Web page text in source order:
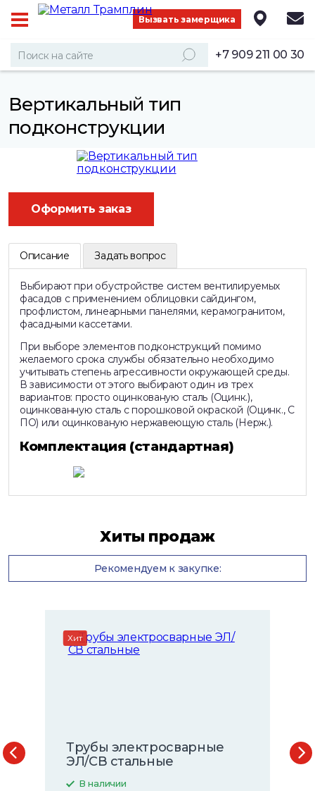
Вызвать замерщика
+7 909 211 00 30
Вертикальный тип
подконструкции
Оформить заказ
Описание Задать вопрос
Выбирают при обустройстве систем вентилируемых
фасадов с применением облицовки сайдингом,
профлистом, линеарными панелями, керамогранитом,
фасадными кассетами.
При выборе элементов подконструкций помимо
желаемого срока службы обязательно необходимо
учитывать степень агрессивности окружающей среды.
В зависимости от этого выбирают один из трех
вариантов: просто оцинкованую сталь (Оцинк.),
оцинкованную сталь с порошковой окраской (Оцинк., С
ПО) или оцинкованую нержавеющую сталь (Нерж.).
Комплектация (стандартная)
Хиты продаж
Рекомендуем к закупке:
Хит
Квадрат - металлический
профиль
В наличии